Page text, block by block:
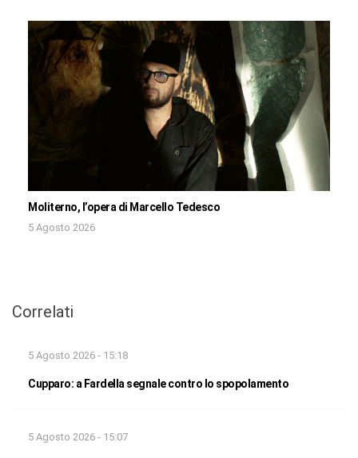
Moliterno, l’opera di Marcello Tedesco
5 Agosto 2026
Correlati
5 Agosto 2026 - 15:18
Cupparo: a Fardella segnale contro lo spopolamento
5 Agosto 2026 - 15:07